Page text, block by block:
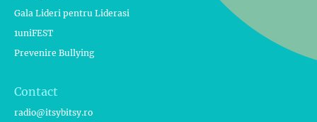
Gala Lideri pentru Liderasi
1uniFEST
Prevenire Bullying
Contact
radio@itsybitsy.ro